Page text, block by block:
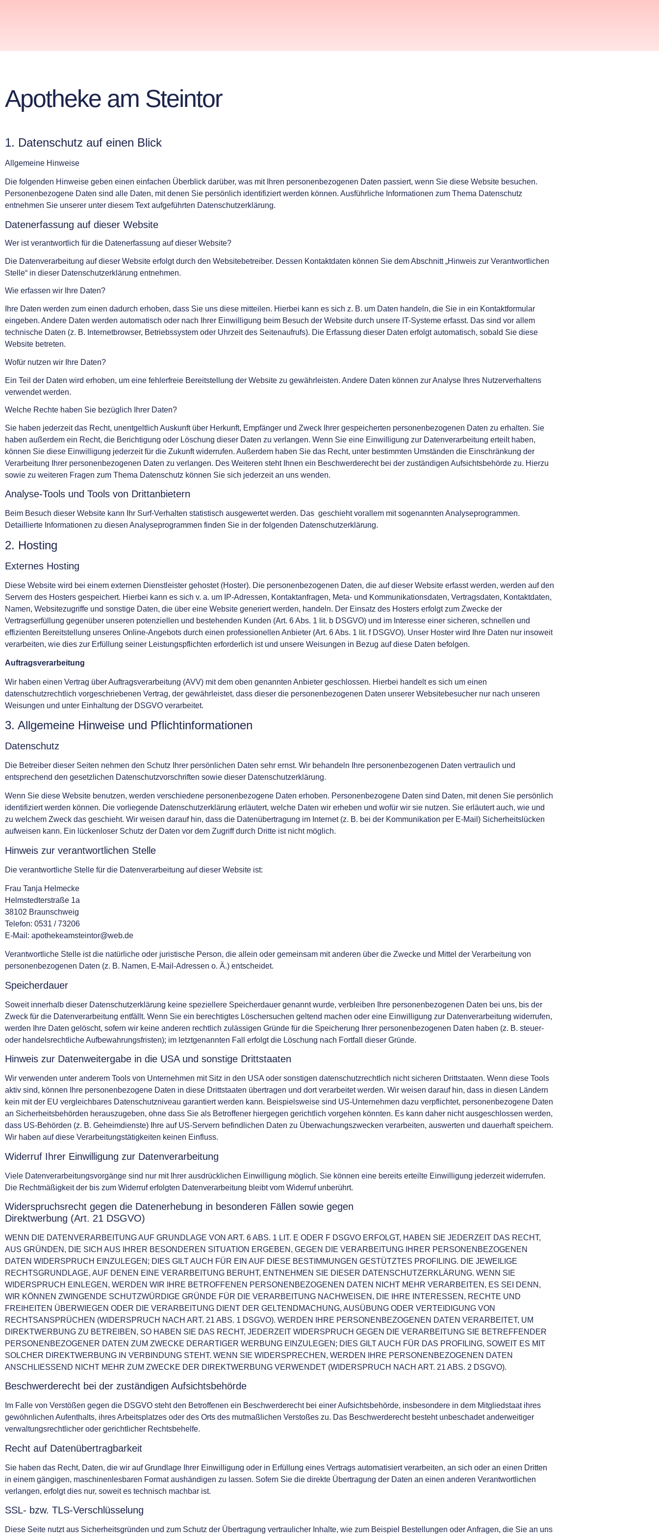
Apotheke am Steintor
1. Datenschutz auf einen Blick
Allgemeine Hinweise
Die folgenden Hinweise geben einen einfachen Überblick darüber, was mit Ihren personenbezogenen Daten passiert, wenn Sie diese Website besuchen.
Personenbezogene Daten sind alle Daten, mit denen Sie persönlich identifiziert werden können. Ausführliche Informationen zum Thema Datenschutz
entnehmen Sie unserer unter diesem Text aufgeführten Datenschutzerklärung.
Datenerfassung auf dieser Website
Wer ist verantwortlich für die Datenerfassung auf dieser Website?
Die Datenverarbeitung auf dieser Website erfolgt durch den Websitebetreiber. Dessen Kontaktdaten können Sie dem Abschnitt „Hinweis zur Verantwortlichen
Stelle“ in dieser Datenschutzerklärung entnehmen.
Wie erfassen wir Ihre Daten?
Ihre Daten werden zum einen dadurch erhoben, dass Sie uns diese mitteilen. Hierbei kann es sich z. B. um Daten handeln, die Sie in ein Kontaktformular
eingeben. Andere Daten werden automatisch oder nach Ihrer Einwilligung beim Besuch der Website durch unsere IT-Systeme erfasst. Das sind vor allem
technische Daten (z. B. Internetbrowser, Betriebssystem oder Uhrzeit des Seitenaufrufs). Die Erfassung dieser Daten erfolgt automatisch, sobald Sie diese
Website betreten.
Wofür nutzen wir Ihre Daten?
Ein Teil der Daten wird erhoben, um eine fehlerfreie Bereitstellung der Website zu gewährleisten. Andere Daten können zur Analyse Ihres Nutzerverhaltens
verwendet werden.
Welche Rechte haben Sie bezüglich Ihrer Daten?
Sie haben jederzeit das Recht, unentgeltlich Auskunft über Herkunft, Empfänger und Zweck Ihrer gespeicherten personenbezogenen Daten zu erhalten. Sie
haben außerdem ein Recht, die Berichtigung oder Löschung dieser Daten zu verlangen. Wenn Sie eine Einwilligung zur Datenverarbeitung erteilt haben,
können Sie diese Einwilligung jederzeit für die Zukunft widerrufen. Außerdem haben Sie das Recht, unter bestimmten Umständen die Einschränkung der
Verarbeitung Ihrer personenbezogenen Daten zu verlangen. Des Weiteren steht Ihnen ein Beschwerderecht bei der zuständigen Aufsichtsbehörde zu. Hierzu
sowie zu weiteren Fragen zum Thema Datenschutz können Sie sich jederzeit an uns wenden.
Analyse-Tools und Tools von Drittanbietern
Beim Besuch dieser Website kann Ihr Surf-Verhalten statistisch ausgewertet werden. Das geschieht vorallem mit sogenannten Analyseprogrammen.
Detaillierte Informationen zu diesen Analyseprogrammen finden Sie in der folgenden Datenschutzerklärung.
2. Hosting
Externes Hosting
Diese Website wird bei einem externen Dienstleister gehostet (Hoster). Die personenbezogenen Daten, die auf dieser Website erfasst werden, werden auf den
Servern des Hosters gespeichert. Hierbei kann es sich v. a. um IP-Adressen, Kontaktanfragen, Meta- und Kommunikationsdaten, Vertragsdaten, Kontaktdaten,
Namen, Websitezugriffe und sonstige Daten, die über eine Website generiert werden, handeln. Der Einsatz des Hosters erfolgt zum Zwecke der
Vertragserfüllung gegenüber unseren potenziellen und bestehenden Kunden (Art. 6 Abs. 1 lit. b DSGVO) und im Interesse einer sicheren, schnellen und
effizienten Bereitstellung unseres Online-Angebots durch einen professionellen Anbieter (Art. 6 Abs. 1 lit. f DSGVO). Unser Hoster wird Ihre Daten nur insoweit
verarbeiten, wie dies zur Erfüllung seiner Leistungspflichten erforderlich ist und unsere Weisungen in Bezug auf diese Daten befolgen.
Auftragsverarbeitung
Wir haben einen Vertrag über Auftragsverarbeitung (AVV) mit dem oben genannten Anbieter geschlossen. Hierbei handelt es sich um einen
datenschutzrechtlich vorgeschriebenen Vertrag, der gewährleistet, dass dieser die personenbezogenen Daten unserer Websitebesucher nur nach unseren
Weisungen und unter Einhaltung der DSGVO verarbeitet.
3. Allgemeine Hinweise und Pflichtinformationen
Datenschutz
Die Betreiber dieser Seiten nehmen den Schutz Ihrer persönlichen Daten sehr ernst. Wir behandeln Ihre personenbezogenen Daten vertraulich und
entsprechend den gesetzlichen Datenschutzvorschriften sowie dieser Datenschutzerklärung.
Wenn Sie diese Website benutzen, werden verschiedene personenbezogene Daten erhoben. Personenbezogene Daten sind Daten, mit denen Sie persönlich
identifiziert werden können. Die vorliegende Datenschutzerklärung erläutert, welche Daten wir erheben und wofür wir sie nutzen. Sie erläutert auch, wie und
zu welchem Zweck das geschieht. Wir weisen darauf hin, dass die Datenübertragung im Internet (z. B. bei der Kommunikation per E-Mail) Sicherheitslücken
aufweisen kann. Ein lückenloser Schutz der Daten vor dem Zugriff durch Dritte ist nicht möglich.
Hinweis zur verantwortlichen Stelle
Die verantwortliche Stelle für die Datenverarbeitung auf dieser Website ist:
Frau Tanja Helmecke
Helmstedterstraße 1a
38102 Braunschweig
Telefon: 0531 / 73206
E-Mail: apothekeamsteintor@web.de
Verantwortliche Stelle ist die natürliche oder juristische Person, die allein oder gemeinsam mit anderen über die Zwecke und Mittel der Verarbeitung von
personenbezogenen Daten (z. B. Namen, E-Mail-Adressen o. Ä.) entscheidet.
Speicherdauer
Soweit innerhalb dieser Datenschutzerklärung keine speziellere Speicherdauer genannt wurde, verbleiben Ihre personenbezogenen Daten bei uns, bis der
Zweck für die Datenverarbeitung entfällt. Wenn Sie ein berechtigtes Löschersuchen geltend machen oder eine Einwilligung zur Datenverarbeitung widerrufen,
werden Ihre Daten gelöscht, sofern wir keine anderen rechtlich zulässigen Gründe für die Speicherung Ihrer personenbezogenen Daten haben (z. B. steuer-
oder handelsrechtliche Aufbewahrungsfristen); im letztgenannten Fall erfolgt die Löschung nach Fortfall dieser Gründe.
Hinweis zur Datenweitergabe in die USA und sonstige Drittstaaten
Wir verwenden unter anderem Tools von Unternehmen mit Sitz in den USA oder sonstigen datenschutzrechtlich nicht sicheren Drittstaaten. Wenn diese Tools
aktiv sind, können Ihre personenbezogene Daten in diese Drittstaaten übertragen und dort verarbeitet werden. Wir weisen darauf hin, dass in diesen Ländern
kein mit der EU vergleichbares Datenschutzniveau garantiert werden kann. Beispielsweise sind US-Unternehmen dazu verpflichtet, personenbezogene Daten
an Sicherheitsbehörden herauszugeben, ohne dass Sie als Betroffener hiergegen gerichtlich vorgehen könnten. Es kann daher nicht ausgeschlossen werden,
dass US-Behörden (z. B. Geheimdienste) Ihre auf US-Servern befindlichen Daten zu Überwachungszwecken verarbeiten, auswerten und dauerhaft speichern.
Wir haben auf diese Verarbeitungstätigkeiten keinen Einfluss.
Widerruf Ihrer Einwilligung zur Datenverarbeitung
Viele Datenverarbeitungsvorgänge sind nur mit Ihrer ausdrücklichen Einwilligung möglich. Sie können eine bereits erteilte Einwilligung jederzeit widerrufen.
Die Rechtmäßigkeit der bis zum Widerruf erfolgten Datenverarbeitung bleibt vom Widerruf unberührt.
Widerspruchsrecht gegen die Datenerhebung in besonderen Fällen sowie gegen
Direktwerbung (Art. 21 DSGVO)
WENN DIE DATENVERARBEITUNG AUF GRUNDLAGE VON ART. 6 ABS. 1 LIT. E ODER F DSGVO ERFOLGT, HABEN SIE JEDERZEIT DAS RECHT,
AUS GRÜNDEN, DIE SICH AUS IHRER BESONDEREN SITUATION ERGEBEN, GEGEN DIE VERARBEITUNG IHRER PERSONENBEZOGENEN
DATEN WIDERSPRUCH EINZULEGEN; DIES GILT AUCH FÜR EIN AUF DIESE BESTIMMUNGEN GESTÜTZTES PROFILING. DIE JEWEILIGE
RECHTSGRUNDLAGE, AUF DENEN EINE VERARBEITUNG BERUHT, ENTNEHMEN SIE DIESER DATENSCHUTZERKLÄRUNG. WENN SIE
WIDERSPRUCH EINLEGEN, WERDEN WIR IHRE BETROFFENEN PERSONENBEZOGENEN DATEN NICHT MEHR VERARBEITEN, ES SEI DENN,
WIR KÖNNEN ZWINGENDE SCHUTZWÜRDIGE GRÜNDE FÜR DIE VERARBEITUNG NACHWEISEN, DIE IHRE INTERESSEN, RECHTE UND
FREIHEITEN ÜBERWIEGEN ODER DIE VERARBEITUNG DIENT DER GELTENDMACHUNG, AUSÜBUNG ODER VERTEIDIGUNG VON
RECHTSANSPRÜCHEN (WIDERSPRUCH NACH ART. 21 ABS. 1 DSGVO). WERDEN IHRE PERSONENBEZOGENEN DATEN VERARBEITET, UM
DIREKTWERBUNG ZU BETREIBEN, SO HABEN SIE DAS RECHT, JEDERZEIT WIDERSPRUCH GEGEN DIE VERARBEITUNG SIE BETREFFENDER
PERSONENBEZOGENER DATEN ZUM ZWECKE DERARTIGER WERBUNG EINZULEGEN; DIES GILT AUCH FÜR DAS PROFILING, SOWEIT ES MIT
SOLCHER DIREKTWERBUNG IN VERBINDUNG STEHT. WENN SIE WIDERSPRECHEN, WERDEN IHRE PERSONENBEZOGENEN DATEN
ANSCHLIESSEND NICHT MEHR ZUM ZWECKE DER DIREKTWERBUNG VERWENDET (WIDERSPRUCH NACH ART. 21 ABS. 2 DSGVO).
Beschwerderecht bei der zuständigen Aufsichtsbehörde
Im Falle von Verstößen gegen die DSGVO steht den Betroffenen ein Beschwerderecht bei einer Aufsichtsbehörde, insbesondere in dem Mitgliedstaat ihres
gewöhnlichen Aufenthalts, ihres Arbeitsplatzes oder des Orts des mutmaßlichen Verstoßes zu. Das Beschwerderecht besteht unbeschadet anderweitiger
verwaltungsrechtlicher oder gerichtlicher Rechtsbehelfe.
Recht auf Datenübertragbarkeit
Sie haben das Recht, Daten, die wir auf Grundlage Ihrer Einwilligung oder in Erfüllung eines Vertrags automatisiert verarbeiten, an sich oder an einen Dritten
in einem gängigen, maschinenlesbaren Format aushändigen zu lassen. Sofern Sie die direkte Übertragung der Daten an einen anderen Verantwortlichen
verlangen, erfolgt dies nur, soweit es technisch machbar ist.
SSL- bzw. TLS-Verschlüsselung
Diese Seite nutzt aus Sicherheitsgründen und zum Schutz der Übertragung vertraulicher Inhalte, wie zum Beispiel Bestellungen oder Anfragen, die Sie an uns